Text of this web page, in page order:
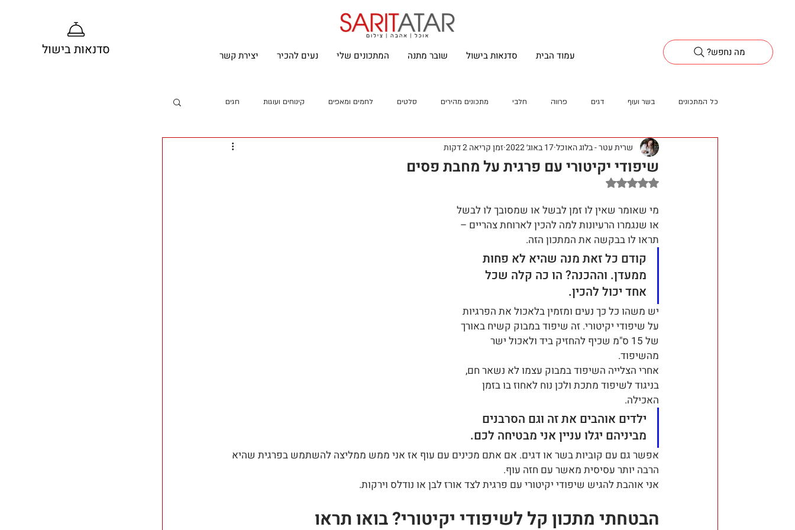
סדנאות בישול עמוד הבית סדנאות בישול שובר מתנה המתכונים שלי נעים להכיר יצירת קשר ?מה נחפש
כל המתכונים בשר ועוף דגים פרווה חלבי מתכונים מהירים סלטים לחמים ומאפים קינוחים ועוגות חגים
שיפודי יקיטורי עם פרגית על מחבת פסים
שרית עטר - בלוג האוכל17 באוג׳ 2022 זמן קריאה 2 דקות
דירוג של NaN מתוך 5 כוכבים
מי שאומר שאין לו זמן לבשל או שמסובך לו לבשל
או שנגמרו הרעיונות למה להכין לארוחת צהריים –
תראו לו בבקשה את המתכון הזה.
קודם כל זאת מנה שהיא לא פחות
ממעדן. וההכנה? הו כה קלה שכל
אחד יכול להכין.
יש משהו כל כך נעים ומזמין בלאכול את הפרגיות
על שיפודי יקיטורי. זה שיפוד במבוק קשיח באורך
של 15 ס"מ שכיף להחזיק ביד ולאכול ישר
מהשיפוד.
אחרי הצלייה השיפוד במבוק עצמו לא נשאר חם,
בניגוד לשיפוד מתכת ולכן נוח לאחוז בו בזמן
האכילה.
ילדים אוהבים את זה וגם הסרבנים
מביניהם יגלו עניין אני מבטיחה לכם.
אפשר גם עם קוביות בשר או דגים. אם אתם מכינים עם עוף אז אני ממש ממליצה להשתמש בפרגית שהיא
הרבה יותר עסיסית מאשר עם חזה עוף.
אני אוהבת להגיש שיפודי יקיטורי עם פרגית לצד אורז לבן או נודלס וירקות.
הבטחתי מתכון קל לשיפודי יקיטורי? בואו תראו